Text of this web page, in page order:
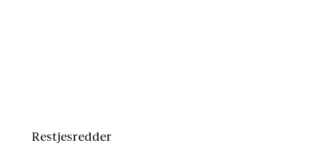
Restjesredder